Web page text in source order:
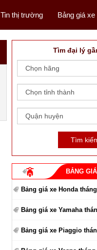
Tin thị trường Bảng giá xe
Tìm đại lý
BẢNG
Bảng giá xe Honda
Bảng giá xe Yamaha
Bảng giá xe Piaggio